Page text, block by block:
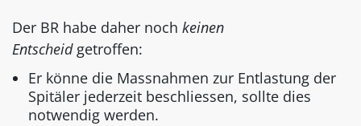
Der BR habe daher noch keinen
Entscheidgetroffen:
Er könne die Massnahmen zur Entlastung der
Spitäler jederzeit beschliessen, sollte dies
notwendig werden.